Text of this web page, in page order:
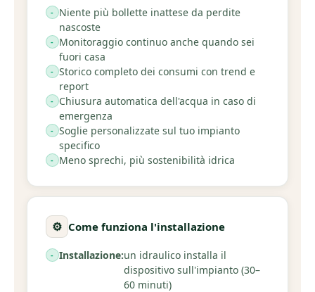
Niente più bollette inattese da perdite
nascoste
Monitoraggio continuo anche quando sei
fuori casa
Storico completo dei consumi con trend e
report
Chiusura automatica dell'acqua in caso di
emergenza
Soglie personalizzate sul tuo impianto
specifico
Meno sprechi, più sostenibilità idrica
⚙️ Come funziona l'installazione
Installazione:un idraulico installa il
dispositivo sull'impianto (30–
60 minuti)